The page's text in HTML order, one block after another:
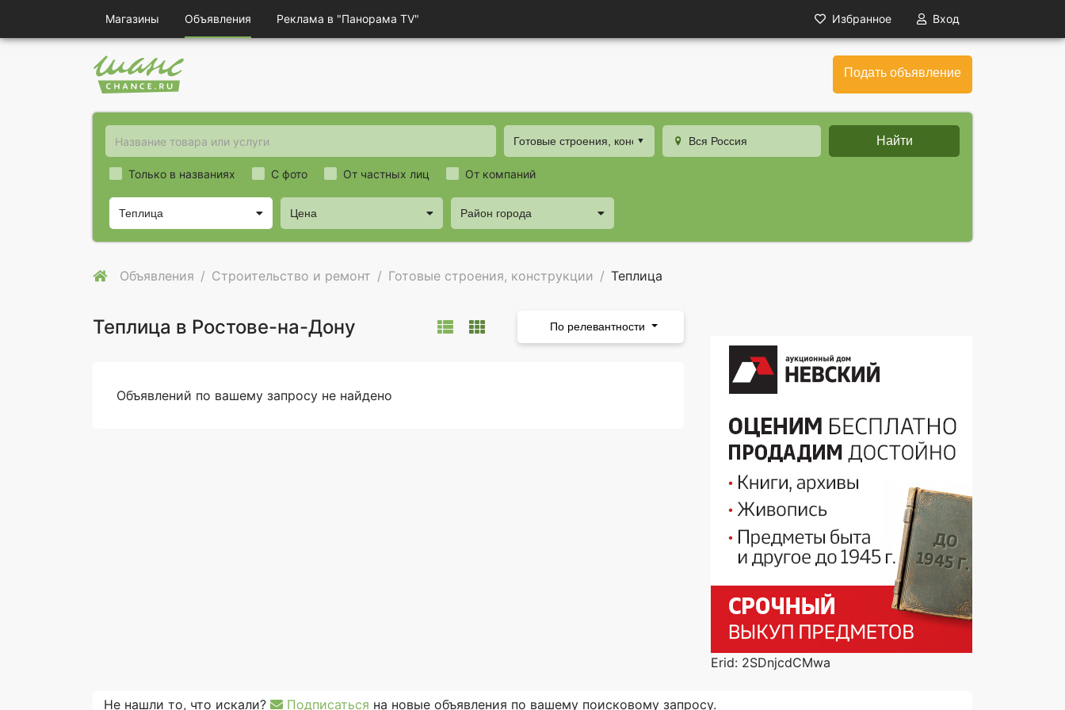
Магазины Объявления Реклама в "Панорама TV" Избранное Вход
Подать объявление
Готовые строения, конструкции Вся Россия Найти
Только в названиях
Теплица Цена Район города
С фото От частных лиц От компаний
Объявления Строительство и ремонт Готовые строения, конструкции Теплица
Теплица в Ростове-на-Дону По релевантности
Объявлений по вашему запросу не найдено
Erid: 2SDnjcdCMwa
Не нашли то, что искали? Подписаться на новые объявления по вашему поисковому запросу.